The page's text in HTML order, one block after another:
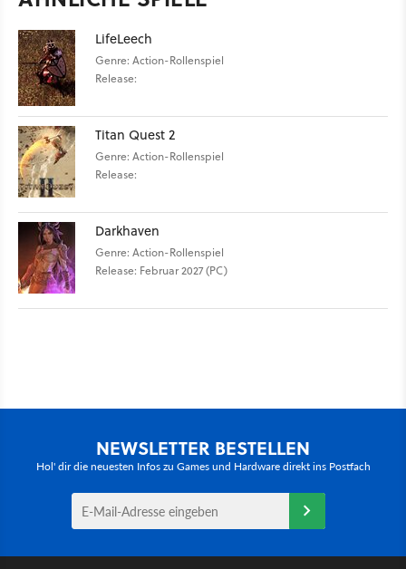
LifeLeech
Genre: Action-Rollenspiel
Release:
Titan Quest 2
Genre: Action-Rollenspiel
Release:
Darkhaven
Genre: Action-Rollenspiel
Release: Februar 2027 (PC)
NEWSLETTER BESTELLEN
Hol' dir die neuesten Infos zu Games und Hardware direkt ins Postfach